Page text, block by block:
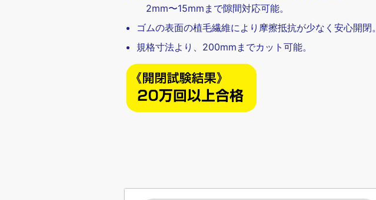
2mm〜15mmまで隙間対応可能。
ゴムの表面の植毛繊維により摩擦抵抗が少なく安心開閉。
規格寸法より、200mmまでカット可能。